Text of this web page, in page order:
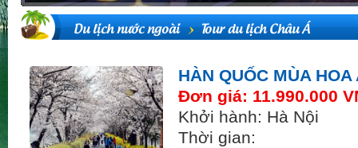
Du lịch nước ngoài Tour du lịch Châu Á
HÀN QUỐC MÙA
Đơn giá: 11.990.000
Khởi hành: Hà Nội
Thời gian: